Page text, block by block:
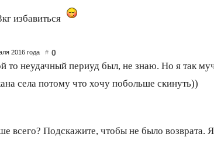
избавиться
2016 года # 0
то неудачный периуд был, не знаю. Но я так
села потому что хочу побольше скинуть))
всего? Подскажите, чтобы не было возврата.